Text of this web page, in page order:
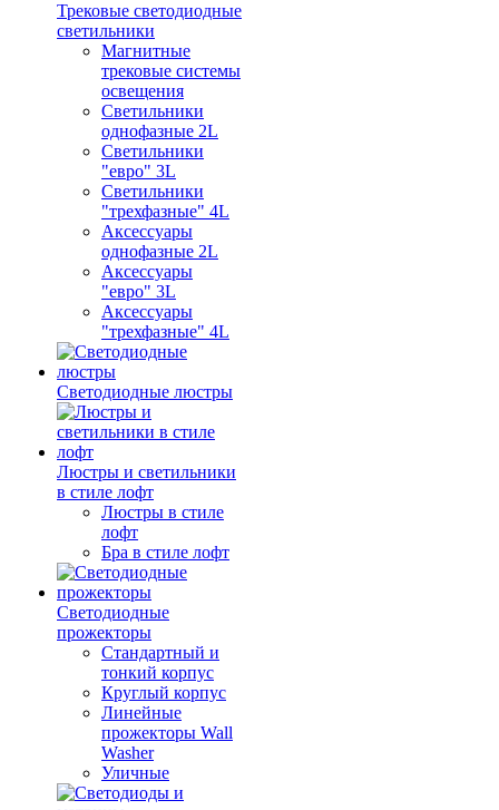
Трековые светодиодные
светильники
Магнитные
трековые системы
освещения
Светильники
однофазные 2L
Светильники
"евро" 3L
Светильники
"трехфазные" 4L
Аксессуары
однофазные 2L
Аксессуары
"евро" 3L
Аксессуары
"трехфазные" 4L
Светодиодные люстры
Люстры и светильники
в стиле лофт
Люстры в стиле
лофт
Бра в стиле лофт
Светодиодные
прожекторы
Стандартный и
тонкий корпус
Круглый корпус
Линейные
прожекторы Wall
Washer
Уличные